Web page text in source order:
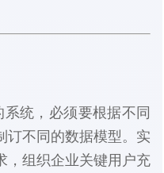
统，必须要根据不同
订不同的数据模型。实
，组织企业关键用户充